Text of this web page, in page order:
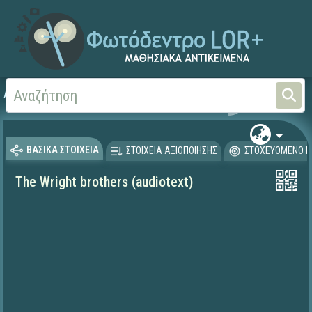
Αρχική Ξένες Γλώσσες -
ΒΑΣΙΚΑ ΣΤΟΙΧΕΙΑ ΣΤΟΙΧΕΙΑ ΑΞΙΟΠΟΙΗΣΗΣ ΣΤΟΧΕΥΟΜΕΝΟ
The Wright brothers (audiotext)